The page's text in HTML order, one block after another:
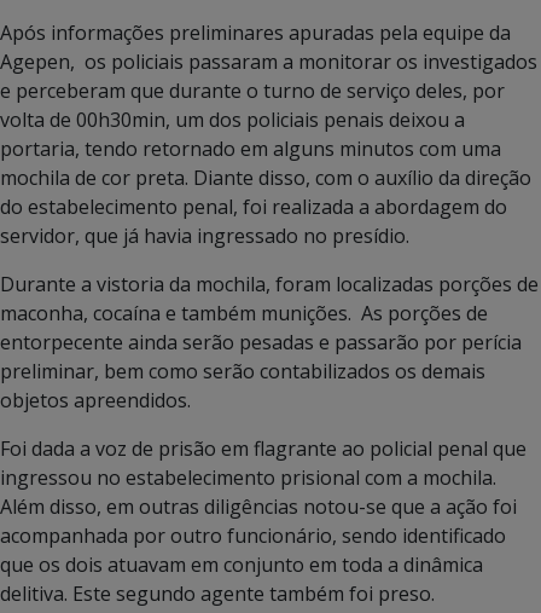
Após informações preliminares apuradas pela equipe da
Agepen, os policiais passaram a monitorar os investigados
e perceberam que durante o turno de serviço deles, por
volta de 00h30min, um dos policiais penais deixou a
portaria, tendo retornado em alguns minutos com uma
mochila de cor preta. Diante disso, com o auxílio da direção
do estabelecimento penal, foi realizada a abordagem do
servidor, que já havia ingressado no presídio.
Durante a vistoria da mochila, foram localizadas porções de
maconha, cocaína e também munições. As porções de
entorpecente ainda serão pesadas e passarão por perícia
preliminar, bem como serão contabilizados os demais
objetos apreendidos.
Foi dada a voz de prisão em flagrante ao policial penal que
ingressou no estabelecimento prisional com a mochila.
Além disso, em outras diligências notou-se que a ação foi
acompanhada por outro funcionário, sendo identificado
que os dois atuavam em conjunto em toda a dinâmica
delitiva. Este segundo agente também foi preso.